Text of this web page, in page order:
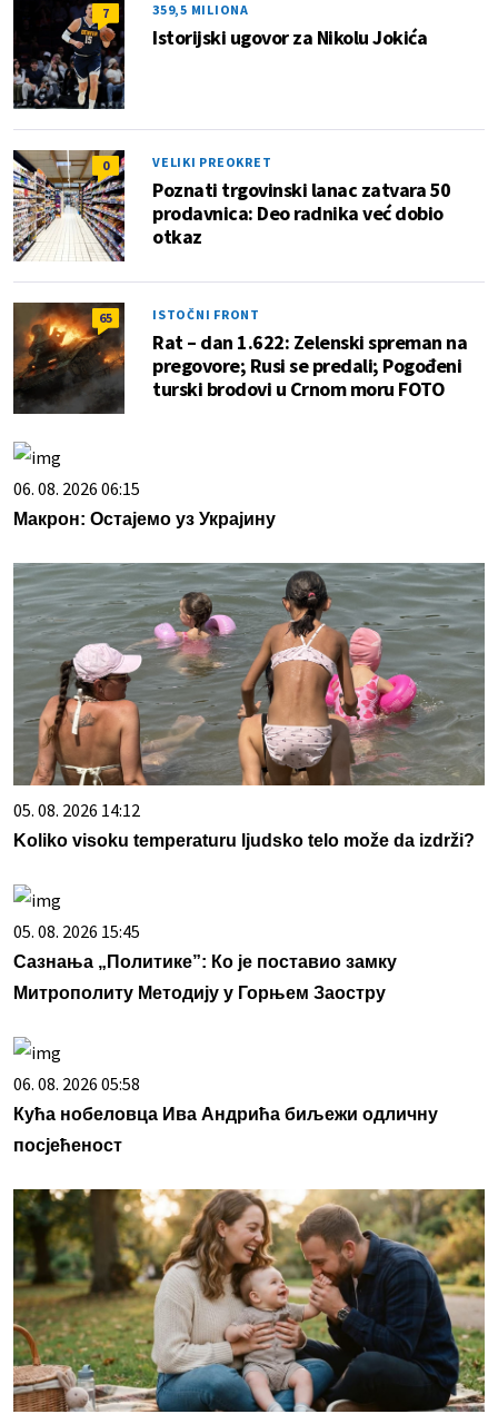
7 359,5 MILIONA
Istorijski ugovor za Nikolu Jokića
0 VELIKI PREOKRET
Poznati trgovinski lanac zatvara 50
prodavnica: Deo radnika već dobio
otkaz
65 ISTOČNI FRONT
Rat – dan 1.622: Zelenski spreman na
pregovore; Rusi se predali; Pogođeni
turski brodovi u Crnom moru FOTO
06. 08. 2026 06:15
Макрон: Остајемо уз Украјину
05. 08. 2026 14:12
Koliko visoku temperaturu ljudsko telo može da izdrži?
05. 08. 2026 15:45
Сазнања „Политике”: Ко је поставио замку
Митрополиту Методију у Горњем Заостру
06. 08. 2026 05:58
Кућа нобеловца Ива Андрића биљежи одличну
посјећеност